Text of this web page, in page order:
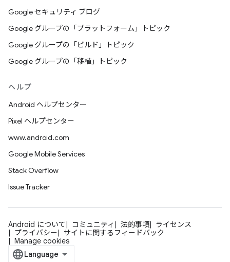
Google セキュリティ ブログ
Google グループの「プラットフォーム」トピック
Google グループの「ビルド」トピック
Google グループの「移植」トピック
ヘルプ
Android ヘルプセンター
Pixel ヘルプセンター
www.android.com
Google Mobile Services
Stack Overflow
Issue Tracker
Android について コミュニティ 法的事項
ライセンス
プライバシー
サイトに関するフィードバック
Manage cookies